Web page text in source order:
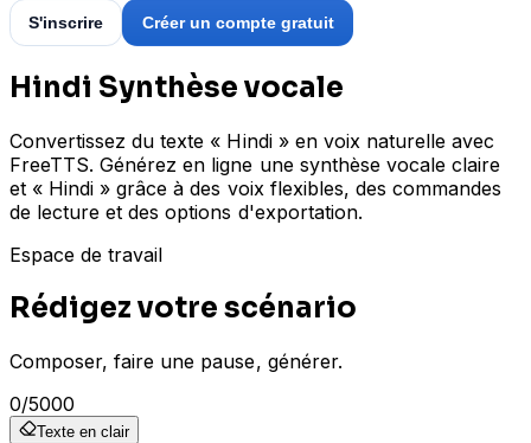
S'inscrire Créer un compte gratuit
Hindi Synthèse vocale
Convertissez du texte « Hindi » en voix naturelle avec
FreeTTS. Générez en ligne une synthèse vocale claire
et « Hindi » grâce à des voix flexibles, des commandes
de lecture et des options d'exportation.
Espace de travail
Rédigez votre scénario
Composer, faire une pause, générer.
0/5000
Texte en clair